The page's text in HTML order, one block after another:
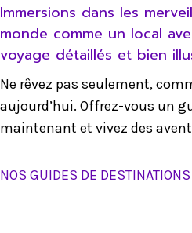
Immersions dans les
monde comme un local
voyage détaillés et bien
Ne rêvez pas seulement,
aujourd’hui. Offrez-vous un
maintenant et vivez des
NOS GUIDES DE DESTINATIONS